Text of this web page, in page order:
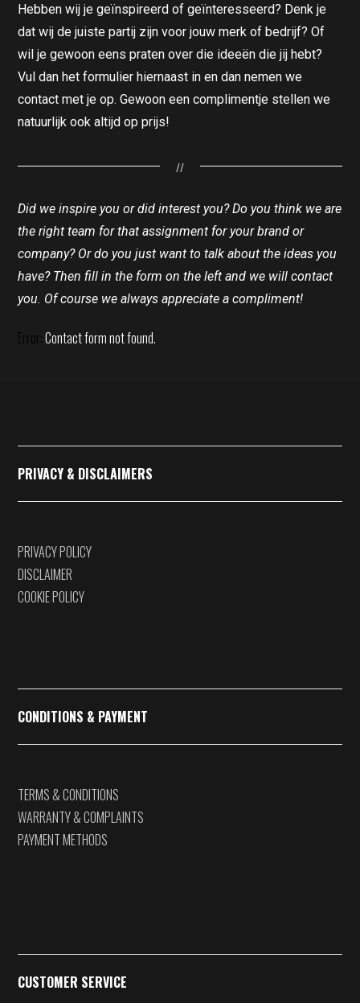
Hebben wij je geïnspireerd of geïnteresseerd? Denk je
dat wij de juiste partij zijn voor jouw merk of bedrijf? Of
wil je gewoon eens praten over die ideeën die jij hebt?
Vul dan het formulier hiernaast in en dan nemen we
contact met je op. Gewoon een complimentje stellen we
natuurlijk ook altijd op prijs!
//
Did we inspire you or did interest you? Do you think we are
the right team for that assignment for your brand or
company? Or do you just want to talk about the ideas you
have? Then fill in the form on the left and we will contact
you. Of course we always appreciate a compliment!
Error:Contact form not found.
PRIVACY & DISCLAIMERS
PRIVACY POLICY
DISCLAIMER
COOKIE POLICY
CONDITIONS & PAYMENT
TERMS & CONDITIONS
WARRANTY & COMPLAINTS
PAYMENT METHODS
CUSTOMER SERVICE